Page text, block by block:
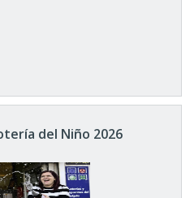
del Niño 2026